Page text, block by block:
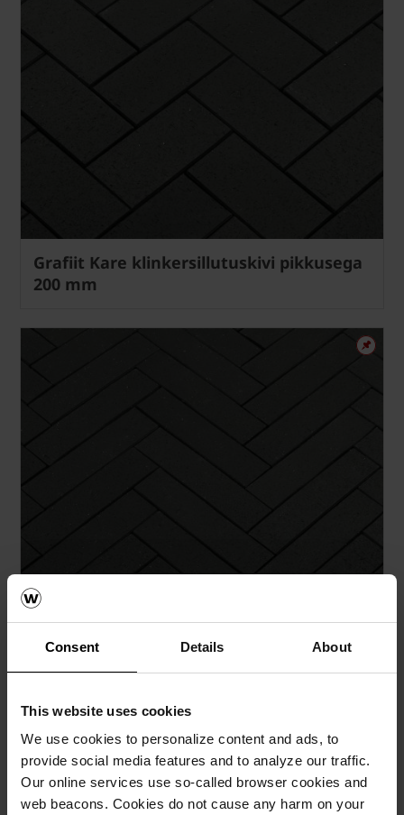
Consent Details About
This website uses cookies
We use cookies to personalize content and ads, to
provide social media features and to analyze our traffic.
Our online services use so-called browser cookies and
web beacons. Cookies do not cause any harm on your
Grafiit Kare klinkersillutuskivi pikkusega
200 mm
Grafiit Kare klinkersillutuskivi pikkusega
250 mm